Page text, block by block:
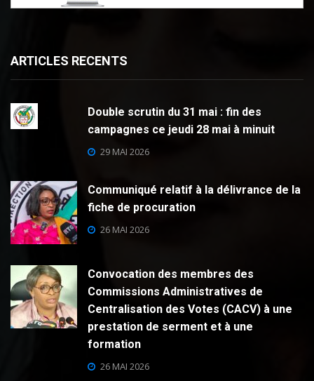
ARTICLES RECENTS
Double scrutin du 31 mai : fin des
campagnes ce jeudi 28 mai à minuit
29 MAI 2026
Communiqué relatif à la délivrance de la
fiche de procuration
26 MAI 2026
Convocation des membres des
Commissions Administratives de
Centralisation des Votes (CACV) à une
prestation de serment et à une
formation
26 MAI 2026